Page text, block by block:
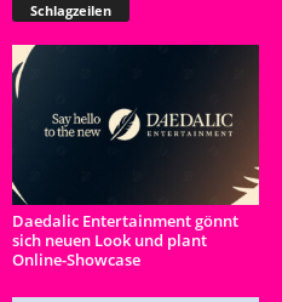
Schlagzeilen
Daedalic Entertainment gönnt
sich neuen Look und plant
Online-Showcase